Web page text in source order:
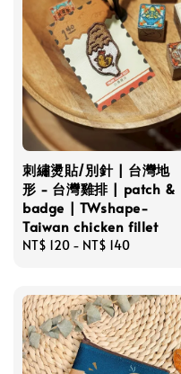
刺繡燙貼/別針 | 台灣地
形 - 台灣雞排 | patch &
badge | TWshape-
Taiwan chicken fillet
Regular
NT$ 120 - NT$ 140